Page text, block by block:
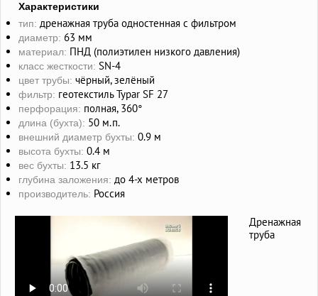
Характеристики
тип: дренажная труба одностенная с фильтром
диаметр: 63 мм
материал: ПНД (полиэтилен низкого давления)
класс жесткости: SN-4
цвет трубы: чёрный, зелёный
фильтр: геотекстиль Typar SF 27
перфорация: полная, 360°
длина (бухта): 50 м.п.
внешний диаметр бухты: 0.9 м
высота бухты: 0.4 м
вес бухты: 13.5 кг
глубина заложения: до 4-х метров
производитель: Россия
Дренажная
труба